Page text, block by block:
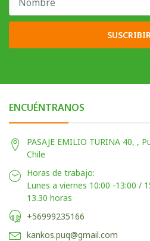
ENCUÉNTRANOS
PASAJE EMILIO TURINA 40, ,
Chile
Horas de trabajo:
Lunes a viernes 10:00 -13:00 /
13.30 horas
+56999235166
kankos.puq@gmail.com